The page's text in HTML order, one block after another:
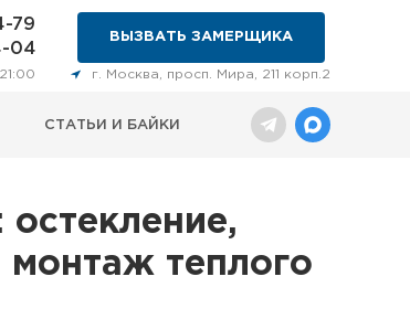
79
04
ВЫЗВАТЬ ЗАМЕРЩИКА
г. Москва, просп. Мира, 211 корп.2
СТАТЬИ И БАЙКИ
монтаж теплого